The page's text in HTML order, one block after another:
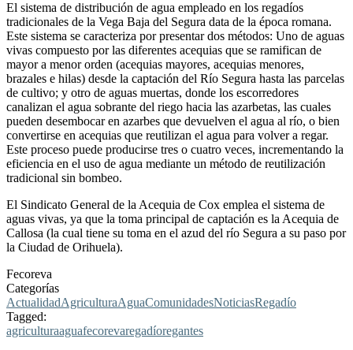
El sistema de distribución de agua empleado en los regadíos
tradicionales de la Vega Baja del Segura data de la época romana.
Este sistema se caracteriza por presentar dos métodos: Uno de aguas
vivas compuesto por las diferentes acequias que se ramifican de
mayor a menor orden (acequias mayores, acequias menores,
brazales e hilas) desde la captación del Río Segura hasta las parcelas
de cultivo; y otro de aguas muertas, donde los escorredores
canalizan el agua sobrante del riego hacia las azarbetas, las cuales
pueden desembocar en azarbes que devuelven el agua al río, o bien
convertirse en acequias que reutilizan el agua para volver a regar.
Este proceso puede producirse tres o cuatro veces, incrementando la
eficiencia en el uso de agua mediante un método de reutilización
tradicional sin bombeo.
El Sindicato General de la Acequia de Cox emplea el sistema de
aguas vivas, ya que la toma principal de captación es la Acequia de
Callosa (la cual tiene su toma en el azud del río Segura a su paso por
la Ciudad de Orihuela).
Fecoreva
Categorías
ActualidadAgriculturaAguaComunidadesNoticiasRegadío
Tagged:
agriculturaaguafecorevaregadíoregantes